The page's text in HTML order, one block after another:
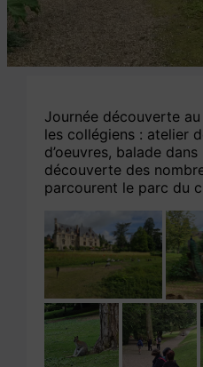
Journée découverte
les collégiens : atelier
d’oeuvres, balade
découverte des
parcourent le parc du